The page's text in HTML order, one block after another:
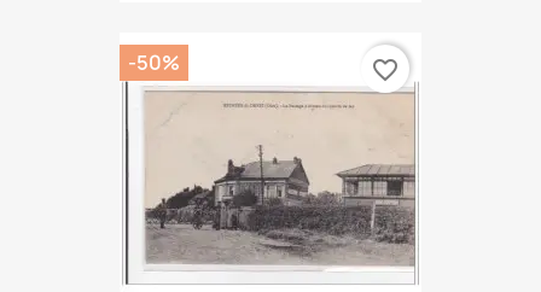
-50% favorite_border